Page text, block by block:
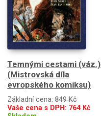
Temnými cestami (váz.)
(Mistrovská díla
evropského komiksu)
Základní cena: 849 Kč
Vaše cena s DPH: 764Kč